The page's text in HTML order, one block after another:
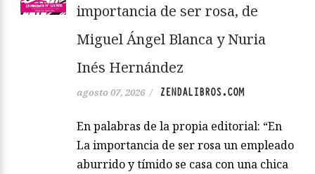
importancia de ser rosa, de
Miguel Ángel Blanca y Nuria
Inés Hernández
agosto 07, 2026 / ZENDALIBROS.COM
En palabras de la propia editorial: “En
La importancia de ser rosa un empleado
aburrido y tímido se casa con una chica